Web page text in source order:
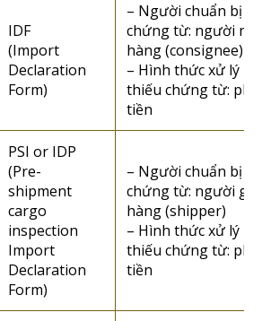
IDF
(Import
Declaration
Form)
– Người chuẩn bị
chứng từ: người
hàng (consignee)
– Hình thức xử lý
thiếu chứng từ:
tiền
PSI or IDP
(Pre-
shipment
cargo
inspection
Import
Declaration
Form)
– Người chuẩn bị
chứng từ: người gửi
hàng (shipper)
– Hình thức xử lý
thiếu chứng từ:
tiền